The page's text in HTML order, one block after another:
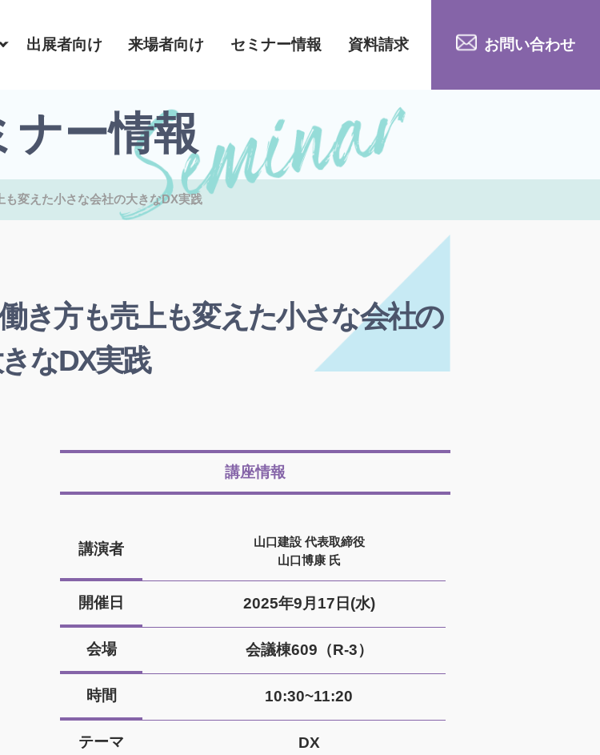
出展者向け 来場者向け セミナー情報 資料請求 お問い合わせ
ナー情報
変えた小さな会社の大きなDX実践
き方も売上も変えた小さな会社の
なDX実践
講座情報
講演者
山口建設 代表取締役
山口博康 氏
開催日 2025年9月17日(水)
会場 会議棟609（R-3）
時間 10:30~11:20
テーマ DX